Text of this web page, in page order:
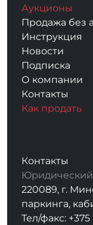
Аукционы
Продажа без
Инструкция
Новости
Подписка
О компании
Контакты
Как продать
Контакты
220089, г.
паркинга,
Тел/факс: +375